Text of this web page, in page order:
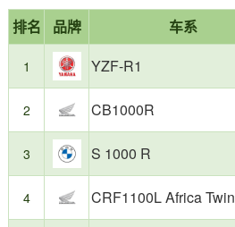
报
告
摘
要
本
榜
单
于
小
耗
真
上
榜
车
总
数：
15
款
省
油
TOP3：
第
1
名：
YZF-
R1，
3.05L/100km
第
2
名：
CB1000R，
油
4.33L/100km
第
3
名：
1000
R，
耗
4.49L/100km
油
耗
较
TOP3：
第
13
名：
1000
XR，
耗
5.39L/100km
第
14
名：
Ninja
1000SX，
5.40L/100km
第
15
名：
Monster
950，
5.42L/100km
榜
单
特
点：
摩
托
级
别
排名 品牌 车系
1 YZF-R1
2 CB1000R
3 S 1000 R
4 CRF1100L Africa Twin